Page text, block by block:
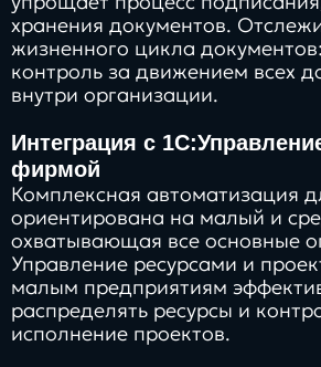
хранения документов.
жизненного цикла
контроль за движением всех
внутри организации.
Интеграция с
фирмой
Комплексная автоматизация
ориентирована на малый и
охватывающая все основные
Управление ресурсами и
малым предприятиям
распределять ресурсы и
исполнение проектов.